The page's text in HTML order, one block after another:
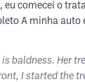
eu comecei o
A minha
baldness. Her
I started the